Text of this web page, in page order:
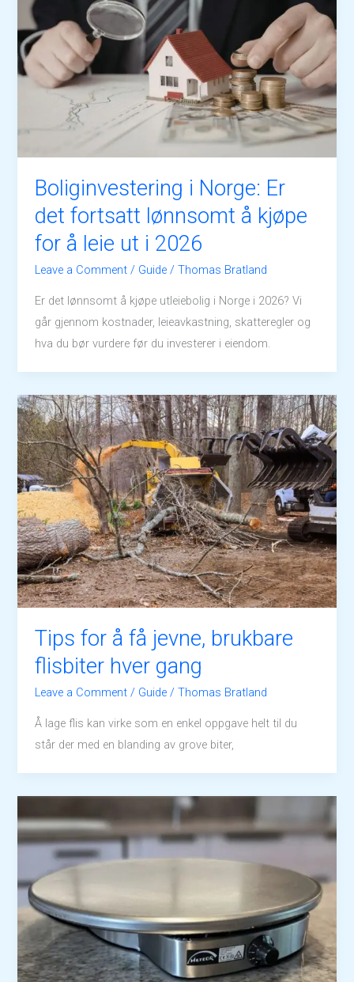
Boliginvestering i Norge: Er
det fortsatt lønnsomt å kjøpe
for å leie ut i 2026
Leave a Comment / Guide /Thomas Bratland
Er det lønnsomt å kjøpe utleiebolig i Norge i 2026? Vi
går gjennom kostnader, leieavkastning, skatteregler og
hva du bør vurdere før du investerer i eiendom.
Tips for å få jevne, brukbare
flisbiter hver gang
Leave a Comment / Guide /Thomas Bratland
Å lage flis kan virke som en enkel oppgave helt til du
står der med en blanding av grove biter,